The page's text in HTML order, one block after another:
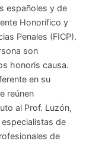
españoles y de
Honorífico y
Penales (FICP).
son
honoris causa.
en su
reúnen
al Prof. Luzón,
de
de